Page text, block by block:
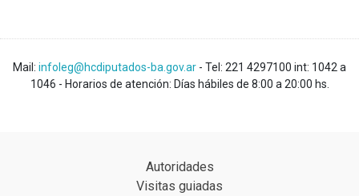
Mail: infoleg@hcdiputados-ba.gov.ar - Tel: 221 4297100 int: 1042 a
1046 - Horarios de atención: Días hábiles de 8:00 a 20:00 hs.
Autoridades
Visitas guiadas